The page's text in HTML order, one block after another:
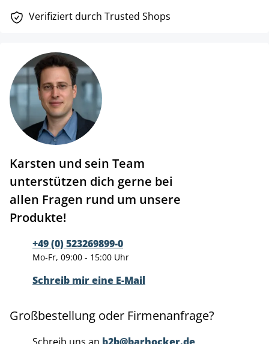
Verifiziert durch Trusted Shops
Karsten und sein Team
unterstützen dich gerne bei
allen Fragen rund um unsere
Produkte!
+49 (0) 523269899-0
Mo-Fr, 09:00 - 15:00 Uhr
Schreib mir eine E-Mail
Großbestellung oder Firmenanfrage?